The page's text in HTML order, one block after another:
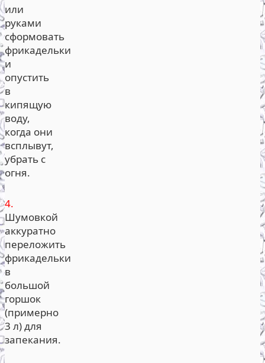
или
руками
сформовать
фрикадельки
и
опустить
в
кипящую
воду,
когда они
всплывут,
убрать с
огня.
4.
Шумовкой
аккуратно
переложить
фрикадельки
в
большой
горшок
(примерно
3 л) для
запекания.